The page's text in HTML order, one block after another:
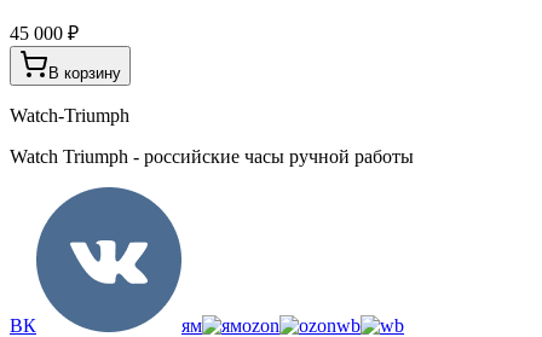
45 000 ₽
В корзину
Watch-Triumph
Watch Triumph - российские часы ручной работы
ВК ям ozon wb